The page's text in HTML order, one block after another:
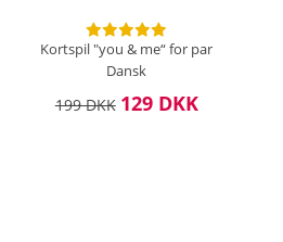
Kortspil "you & me“ for par
Dansk
199 DKK 129 DKK